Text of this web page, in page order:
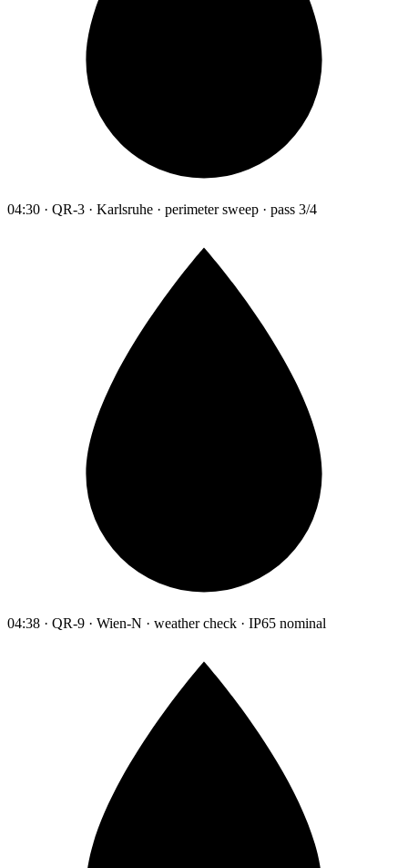
04:30 · QR-3 · Karlsruhe · perimeter sweep · pass 3/4
04:38 · QR-9 · Wien-N · weather check · IP65 nominal